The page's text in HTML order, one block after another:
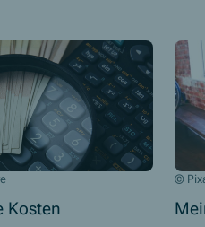
Kosten
©